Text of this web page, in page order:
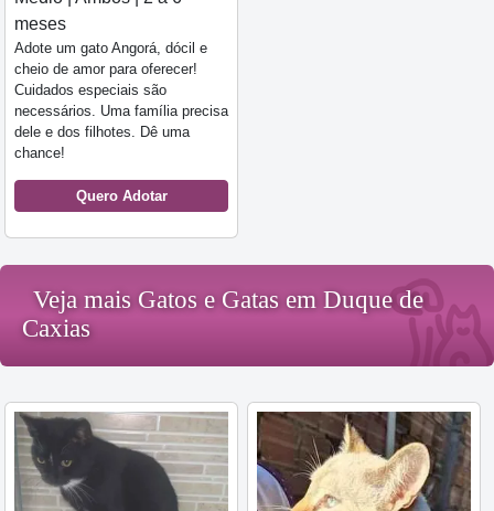
meses
Adote um gato Angorá, dócil e
cheio de amor para oferecer!
Cuidados especiais são
necessários. Uma família precisa
dele e dos filhotes. Dê uma
chance!
Quero Adotar
Veja mais Gatos e Gatas em Duque de
Caxias